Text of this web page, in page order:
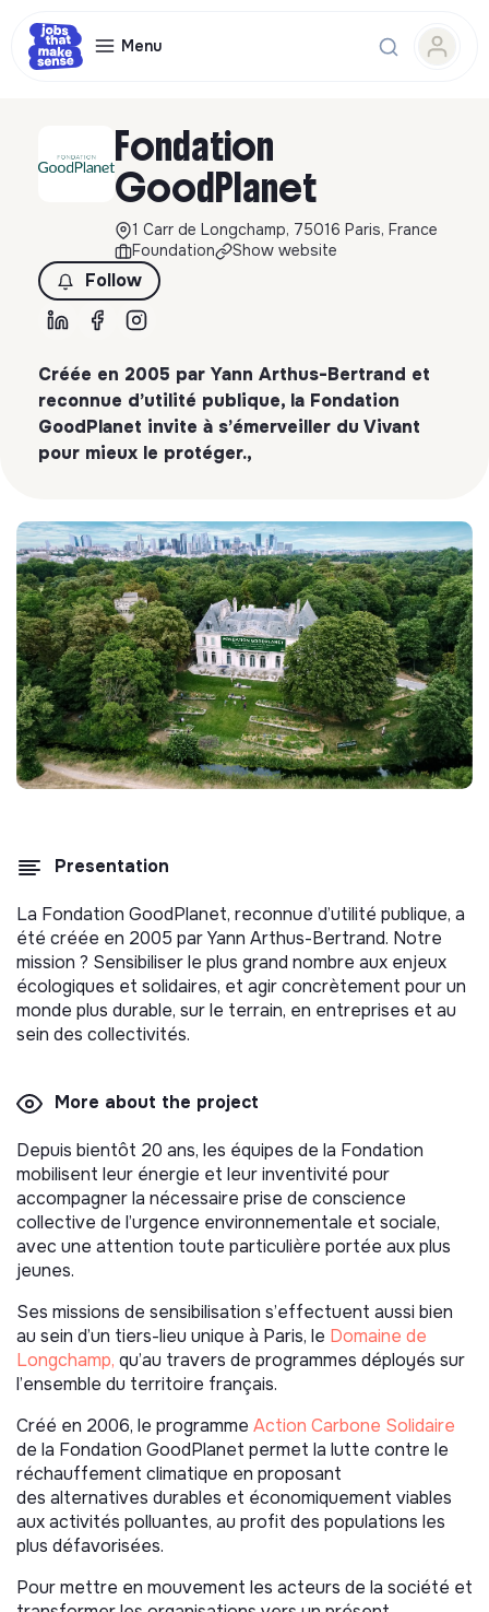
Menu
Fondation
GoodPlanet
1 Carr de Longchamp, 75016 Paris, France
Foundation
Show website
Follow
Créée en 2005 par Yann Arthus-Bertrand et
reconnue d’utilité publique, la Fondation
GoodPlanet invite à s’émerveiller du Vivant
pour mieux le protéger.,
Presentation
La Fondation GoodPlanet, reconnue d’utilité publique, a
été créée en 2005 par Yann Arthus-Bertrand. Notre
mission ? Sensibiliser le plus grand nombre aux enjeux
écologiques et solidaires, et agir concrètement pour un
monde plus durable, sur le terrain, en entreprises et au
sein des collectivités.
More about the project
Depuis bientôt 20 ans, les équipes de la Fondation
mobilisent leur énergie et leur inventivité pour
accompagner la nécessaire prise de conscience
collective de l’urgence environnementale et sociale,
avec une attention toute particulière portée aux plus
jeunes.
Ses missions de sensibilisation s’effectuent aussi bien
au sein d’un tiers-lieu unique à Paris, le Domaine de
Longchamp, qu’au travers de programmes déployés sur
l’ensemble du territoire français.
Créé en 2006, le programme Action Carbone Solidaire
de la Fondation GoodPlanet permet la lutte contre le
réchauffement climatique en proposant
des alternatives durables et économiquement viables
aux activités polluantes, au profit des populations les
plus défavorisées.
Pour mettre en mouvement les acteurs de la société et